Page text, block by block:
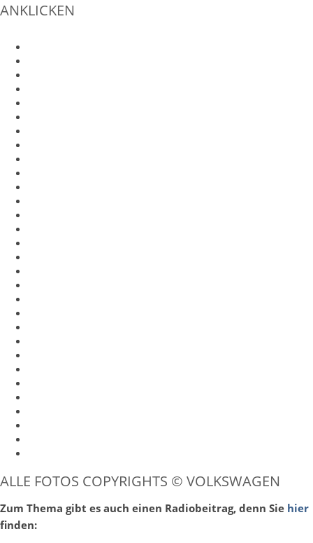
NKLICKEN
ALLE FOTOS COPYRIGHTS © VOLKSWAGEN
Zum Thema gibt es auch einen Radiobeitrag, denn Sie hier
finden: